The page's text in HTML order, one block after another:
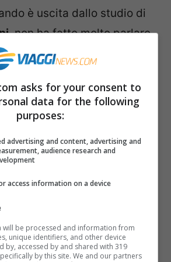
è uscita dallo studio di
, non ha fatto molto parlare
insieme da subito,
a convivere dopo poco e poi
in Florida dove Gregucci
squadre degli Under 11
è stata un sogno a tutti gli
non si sanno molte news
o la data delle nozze.
resto, la proposta è
tempo
asks for your consent to
data for the following
purposes:
advertising and content, advertising and
audience research and
access information on a device
will be processed and information from
unique identifiers, and other device
by, accessed by and shared with 319
by this site. We and our partners